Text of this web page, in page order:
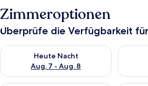
Zimmeroptionen
Überprüfe die Verfügbarkeit
Heute Nacht
Aug. 7 - Aug. 8
Überprüfe die Verfügbarkeit für heute